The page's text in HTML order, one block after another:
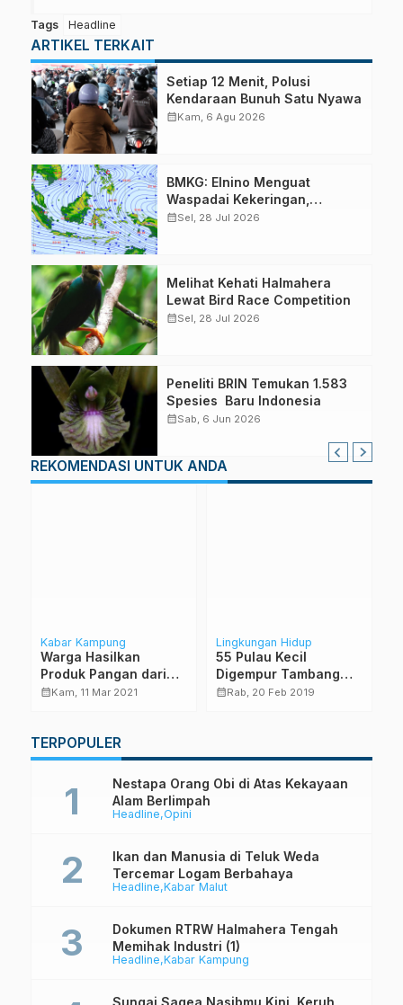
Tags Headline
ARTIKEL TERKAIT
Setiap 12 Menit, Polusi
Kendaraan Bunuh Satu Nyawa
calendar_monthKam, 6 Agu 2026
BMKG: Elnino Menguat
Waspadai Kekeringan,
Karhutla dan Angin Kencang
calendar_monthSel, 28 Jul 2026
Melihat Kehati Halmahera
Lewat Bird Race Competition
calendar_monthSel, 28 Jul 2026
Peneliti BRIN Temukan 1.583
calendar_monthSab, 6 Jun 2026
REKOMENDASI UNTUK ANDA
Kabar Kampung
Warga Hasilkan
Produk Pangan dari
Sagu dan Enau
calendar_monthKam, 11 Mar 2021
Lingkungan Hidup
55 Pulau Kecil
Digempur Tambang
dan Sawit Tak Dibahas
calendar_monthRab, 20 Feb 2019
TERPOPULER
Headline Opini
Nestapa Orang Obi di Atas Kekayaan
Alam Berlimpah
Headline Kabar Malut
Ikan dan Manusia di Teluk Weda
Tercemar Logam Berbahaya
Headline Kabar Kampung
Dokumen RTRW Halmahera Tengah
Memihak Industri (1)
Sungai Sagea Nasibmu Kini, Keruh